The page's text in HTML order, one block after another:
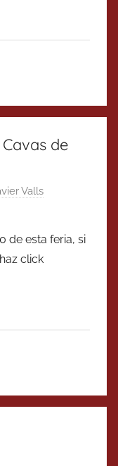
de
Valls
de esta feria, si
click